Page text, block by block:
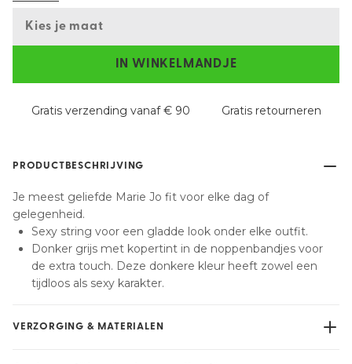
Kies je maat
IN WINKELMANDJE
Gratis verzending vanaf € 90 Gratis retourneren
PRODUCTBESCHRIJVING
Je meest geliefde Marie Jo fit voor elke dag of
gelegenheid.
Sexy string voor een gladde look onder elke outfit.
Donker grijs met kopertint in de noppenbandjes voor
de extra touch. Deze donkere kleur heeft zowel een
tijdloos als sexy karakter.
VERZORGING & MATERIALEN